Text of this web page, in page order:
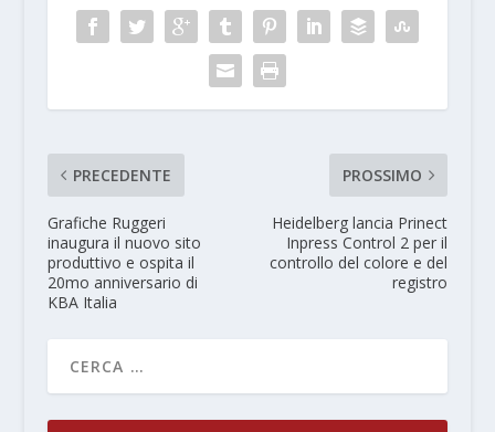
PRECEDENTE
Grafiche Ruggeri
inaugura il nuovo sito
produttivo e ospita il
20mo anniversario di
KBA Italia
PROSSIMO
Heidelberg lancia Prinect
Inpress Control 2 per il
controllo del colore e del
registro